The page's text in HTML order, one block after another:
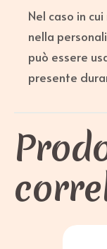
Nel caso in
nella
può essere
presente